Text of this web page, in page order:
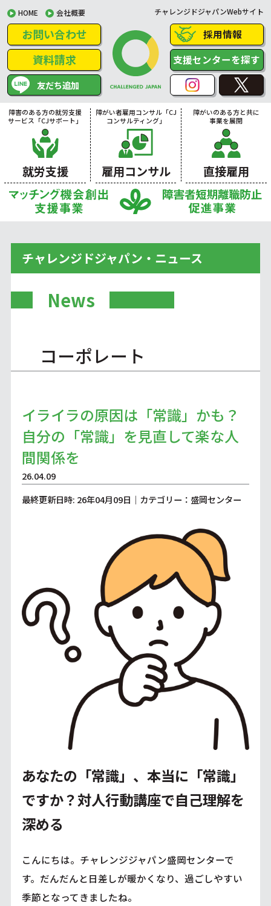
HOME 会社概要 チャレンジドジャパンWebサイト
お問い合わせ
資料請求
友だち追加
採用情報
支援センターを探す
障害のある方の就労支援
サービス「CJサポート」
就労支援
障がい者雇用コンサル「CJ
コンサルティング」
雇用コンサル
障がいのある方と共に
事業を展開
直接雇用
チャレンジドジャパン・ニュース
News
コーポレート
イライラの原因は「常識」かも？
自分の「常識」を見直して楽な人
間関係を
26.04.09
最終更新日時: 26年04月09日｜カテゴリー：盛岡センター
あなたの「常識」、本当に「常識」
ですか？対人行動講座で自己理解を
深める
こんにちは。チャレンジジャパン盛岡センターで
す。だんだんと日差しが暖かくなり、過ごしやすい
季節となってきましたね。